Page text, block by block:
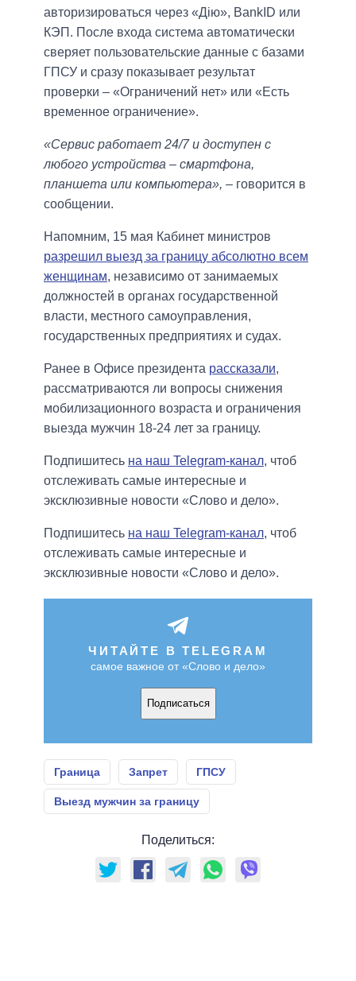
авторизироваться через «Дію», BankID или
КЭП. После входа система автоматически
сверяет пользовательские данные с базами
ГПСУ и сразу показывает результат
проверки – «Ограничений нет» или «Есть
временное ограничение».
«Сервис работает 24/7 и доступен с
любого устройства – смартфона,
планшета или компьютера», – говорится в
сообщении.
Напомним, 15 мая Кабинет министров
разрешил выезд за границу абсолютно всем
женщинам, независимо от занимаемых
должностей в органах государственной
власти, местного самоуправления,
государственных предприятиях и судах.
Ранее в Офисе президента рассказали,
рассматриваются ли вопросы снижения
мобилизационного возраста и ограничения
выезда мужчин 18-24 лет за границу.
Подпишитесь на наш Telegram-канал, чтоб
отслеживать самые интересные и
эксклюзивные новости «Слово и дело».
Подпишитесь на наш Telegram-канал, чтоб
отслеживать самые интересные и
эксклюзивные новости «Слово и дело».
ЧИТАЙТЕ В TELEGRAM
самое важное от «Слово и дело»
Подписаться
Граница Запрет ГПСУ
Выезд мужчин за границу
Поделиться: